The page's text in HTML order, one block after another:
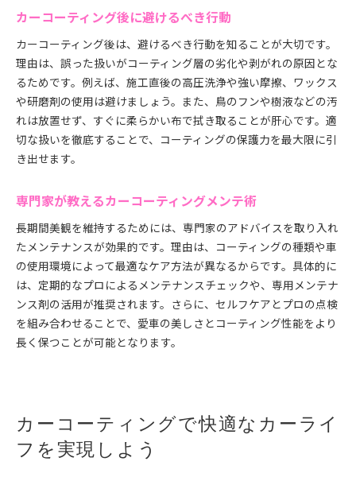
カーコーティング後に避けるべき行動
カーコーティング後は、避けるべき行動を知ることが大切です。
理由は、誤った扱いがコーティング層の劣化や剥がれの原因とな
るためです。例えば、施工直後の高圧洗浄や強い摩擦、ワックス
や研磨剤の使用は避けましょう。また、鳥のフンや樹液などの汚
れは放置せず、すぐに柔らかい布で拭き取ることが肝心です。適
切な扱いを徹底することで、コーティングの保護力を最大限に引
き出せます。
専門家が教えるカーコーティングメンテ術
長期間美観を維持するためには、専門家のアドバイスを取り入れ
たメンテナンスが効果的です。理由は、コーティングの種類や車
の使用環境によって最適なケア方法が異なるからです。具体的に
は、定期的なプロによるメンテナンスチェックや、専用メンテナ
ンス剤の活用が推奨されます。さらに、セルフケアとプロの点検
を組み合わせることで、愛車の美しさとコーティング性能をより
長く保つことが可能となります。
カーコーティングで快適なカーライ
フを実現しよう